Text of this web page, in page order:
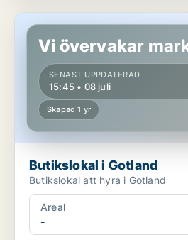
Butikslokal i Gotland
Vi övervakar
SENAST UPPDATERAD
15:45 • 08 juli
Skapad 1 yr
Butikslokal i Gotland
Butikslokal att hyra i Gotland
Areal
-